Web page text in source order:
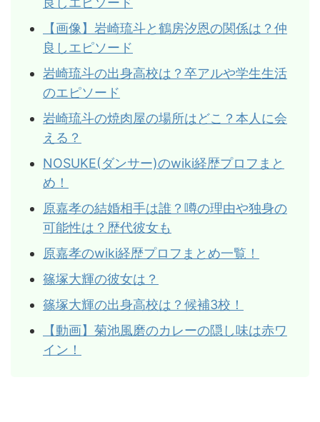
【画像】岩崎琉斗と鶴房汐恩の関係は？仲
良しエピソード
岩崎琉斗の出身高校は？卒アルや学生生活
のエピソード
岩崎琉斗の焼肉屋の場所はどこ？本人に会
える？
NOSUKE(ダンサー)のwiki経歴プロフまと
め！
原嘉孝の結婚相手は誰？噂の理由や独身の
可能性は？歴代彼女も
原嘉孝のwiki経歴プロフまとめ一覧！
篠塚大輝の彼女は？
篠塚大輝の出身高校は？候補3校！
【動画】菊池風磨のカレーの隠し味は赤ワ
イン！